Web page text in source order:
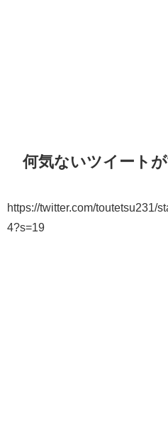
何気ないツイート
https://twitter.com/toutetsu231/
4?s=19